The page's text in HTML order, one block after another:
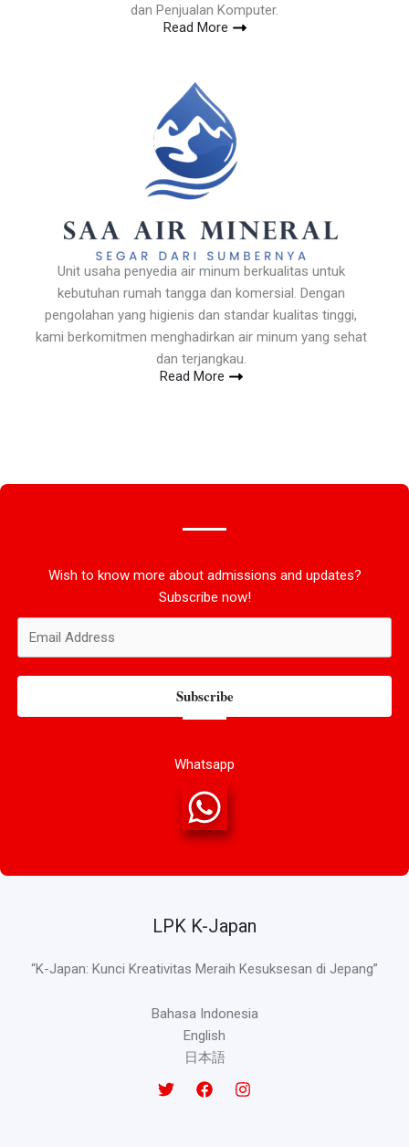
dan Penjualan Komputer.
Read More
Unit usaha penyedia air minum berkualitas untuk
kebutuhan rumah tangga dan komersial. Dengan
pengolahan yang higienis dan standar kualitas tinggi,
kami berkomitmen menghadirkan air minum yang sehat
dan terjangkau.
Read More
Wish to know more about admissions and updates?
Subscribe now!
Subscribe
Whatsapp
LPK K-Japan
“K-Japan: Kunci Kreativitas Meraih Kesuksesan di Jepang”
Bahasa Indonesia
English
日本語